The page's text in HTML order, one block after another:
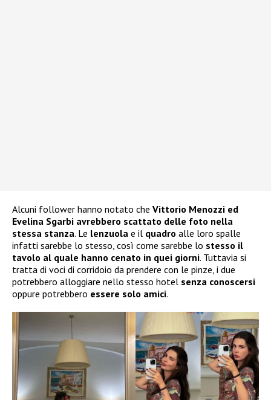
Alcuni follower hanno notato che Vittorio Menozzi ed
Evelina Sgarbi avrebbero scattato delle foto nella
stessa stanza. Le lenzuola e il quadro alle loro spalle
infatti sarebbe lo stesso, così come sarebbe lo stesso il
tavolo al quale hanno cenato in quei giorni. Tuttavia si
tratta di voci di corridoio da prendere con le pinze, i due
potrebbero alloggiare nello stesso hotel senza conoscersi
oppure potrebbero essere solo amici.